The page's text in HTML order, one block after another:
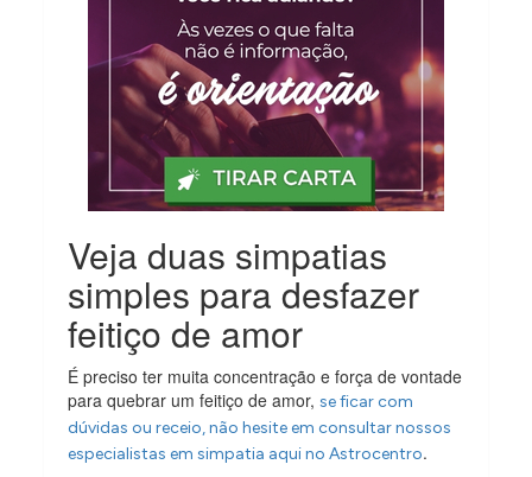
Veja duas simpatias
simples para desfazer
feitiço de amor
É preciso ter muita concentração e força de vontade
para quebrar um feitiço de amor,se ficar com
dúvidas ou receio, não hesite em consultar nossos
especialistas em simpatia aqui no Astrocentro.